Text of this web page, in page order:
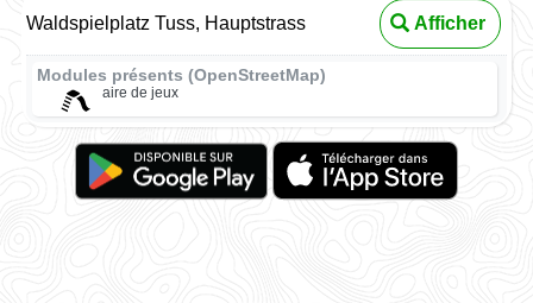
Waldspielplatz Tuss, Hauptstrass Afficher
Modules présents (OpenStreetMap)
aire de jeux